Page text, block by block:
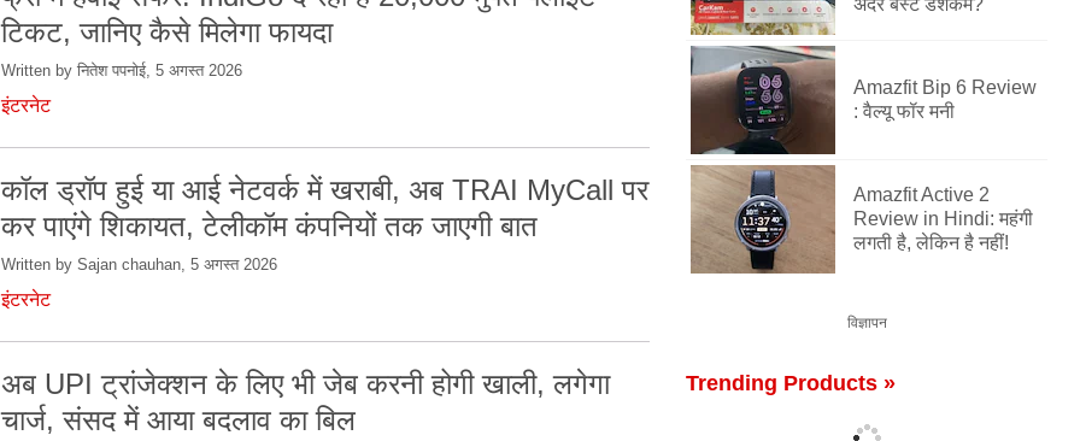
टिकट, जानिए कैसे मिलेगा फायदा
Written by नितेश पपनोई, 5 अगस्त 2026
इंटरनेट
कॉल ड्रॉप हुई या आई नेटवर्क में खराबी, अब TRAI MyCall पर
कर पाएंगे शिकायत, टेलीकॉम कंपनियों तक जाएगी बात
Written by Sajan chauhan, 5 अगस्त 2026
इंटरनेट
अब UPI ट्रांजेक्शन के लिए भी जेब करनी होगी खाली, लगेगा
चार्ज, संसद में आया बदलाव का बिल
अंदर बेस्ट डैशकैम?
Amazfit Bip 6 Review
: वैल्यू फॉर मनी
Amazfit Active 2
Review in Hindi: महंगी
लगती है, लेकिन है नहीं!
विज्ञापन
Trending Products »